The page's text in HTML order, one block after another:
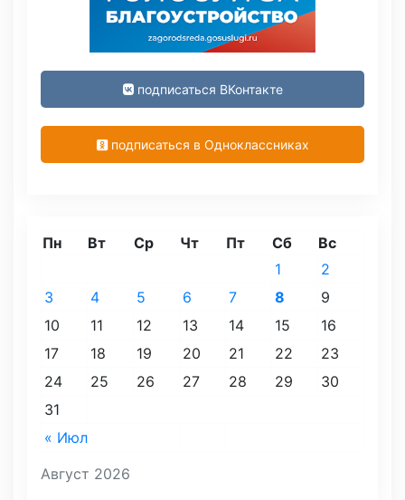
подписаться ВКонтакте
подписаться в Одноклассниках
Август 2026
Пн Вт Ср Чт Пт Сб Вс
« Июл
1
2
3
4 5 6 7 8
9
10
11 12 13 14 15
16
17
18 19 20 21 22
23
24
25 26 27 28 29
30
31